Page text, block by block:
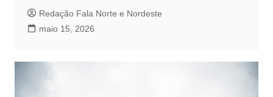
Redação Fala Norte e Nordeste
maio 15, 2026